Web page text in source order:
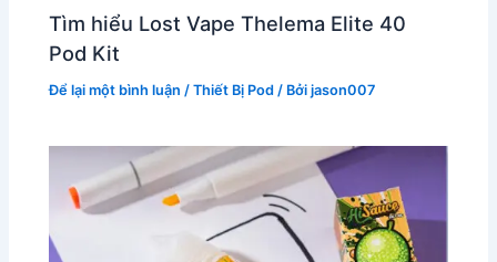
Tìm hiểu Lost Vape Thelema Elite 40
Pod Kit
Để lại một bình luận /Thiết Bị Pod / Bởijason007